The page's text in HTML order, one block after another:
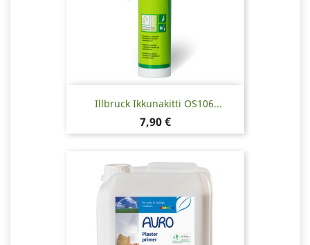
Illbruck Ikkunakitti OS106...
Hinta
7,90 €